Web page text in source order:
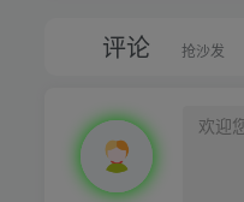
评论 抢沙发